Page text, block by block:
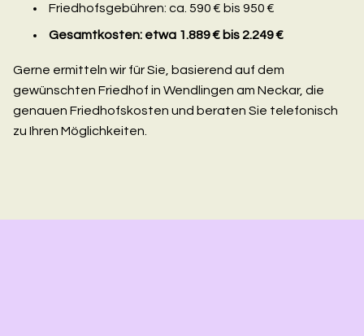
Friedhofsgebühren: ca. 590 € bis 950 €
Gesamtkosten: etwa 1.889 € bis 2.249 €
Gerne ermitteln wir für Sie, basierend auf dem
gewünschten Friedhof in Wendlingen am Neckar, die
genauen Friedhofskosten und beraten Sie telefonisch
zu Ihren Möglichkeiten.